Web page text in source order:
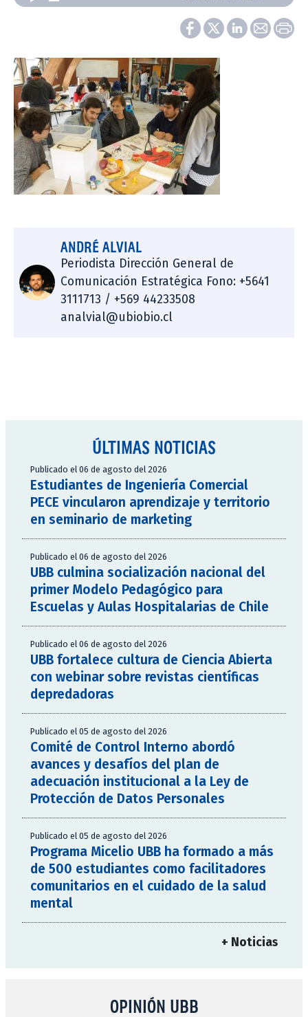
ANDRÉ ALVIAL
Periodista Dirección General de
Comunicación Estratégica Fono: +5641
3111713 / +569 44233508
analvial@ubiobio.cl
ÚLTIMAS NOTICIAS
Publicado el 06 de agosto del 2026
Estudiantes de Ingeniería Comercial
PECE vincularon aprendizaje y territorio
en seminario de marketing
Publicado el 06 de agosto del 2026
UBB culmina socialización nacional del
primer Modelo Pedagógico para
Escuelas y Aulas Hospitalarias de Chile
Publicado el 06 de agosto del 2026
UBB fortalece cultura de Ciencia Abierta
con webinar sobre revistas científicas
depredadoras
Publicado el 05 de agosto del 2026
Comité de Control Interno abordó
avances y desafíos del plan de
adecuación institucional a la Ley de
Protección de Datos Personales
Publicado el 05 de agosto del 2026
Programa Micelio UBB ha formado a más
de 500 estudiantes como facilitadores
comunitarios en el cuidado de la salud
mental
+ Noticias
OPINIÓN UBB